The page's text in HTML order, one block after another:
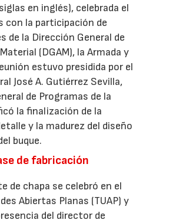
en inglés), celebrada el
con la participación de
de la Dirección General de
(DGAM), la Armada y
estuvo presidida por el
José A. Gutiérrez Sevilla,
de Programas de la
la finalización de la
y la madurez del diseño
buque.
de fabricación
de chapa se celebró en el
Abiertas Planas (TUAP) y
del director de